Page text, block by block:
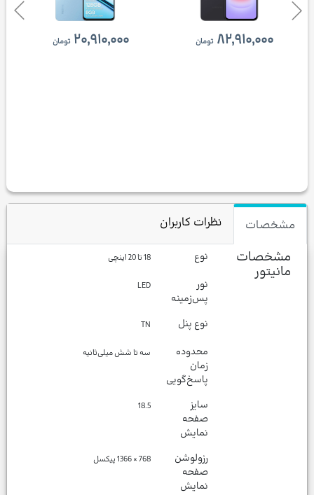
۲۰,۹۱۰,۰۰۰ تومان ۸۲,۹۱۰,۰۰۰ تومان
مشخصات نظرات کاربران
مشخصات
مانیتور
نوع 18 تا 20 اینچی
نور
پس‌زمینه
LED
نوع پنل TN
محدوده
زمان
پاسخ‌گویی
سه تا شش میلی‌ثانیه
سایز
صفحه
نمایش
18.5
رزولوشن
صفحه
نمایش
768 × 1366 پیکسل